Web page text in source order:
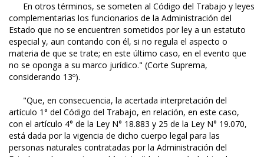
En otros términos, se someten al Código del Trabajo y leyes
complementarias los funcionarios de la Administración del
Estado que no se encuentren sometidos por ley a un estatuto
especial y, aun contando con él, si no regula el aspecto o
materia de que se trate; en este último caso, en el evento que
no se oponga a su marco jurídico." (Corte Suprema,
considerando 13º).
"Que, en consecuencia, la acertada interpretación del
artículo 1° del Código del Trabajo, en relación, en este caso,
con el artículo 4° de la Ley N° 18.883 y 25 de la Ley N° 19.070,
está dada por la vigencia de dicho cuerpo legal para las
personas naturales contratadas por la Administración del